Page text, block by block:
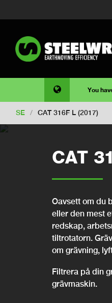
You
SE / CAT 316F L (2017)
CAT
Oavsett om du
eller den mest
redskap,
tiltrotatorn.
om grävning,
Filtrera på din
grävmaskin.